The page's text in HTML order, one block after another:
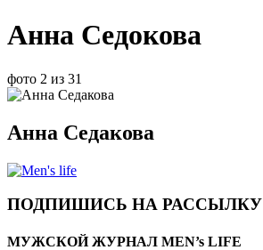
Анна Седокова
фото 2 из 31
Анна Седакова
ПОДПИШИСЬ НА РАССЫЛКУ
МУЖСКОЙ ЖУРНАЛ MEN’s LIFE